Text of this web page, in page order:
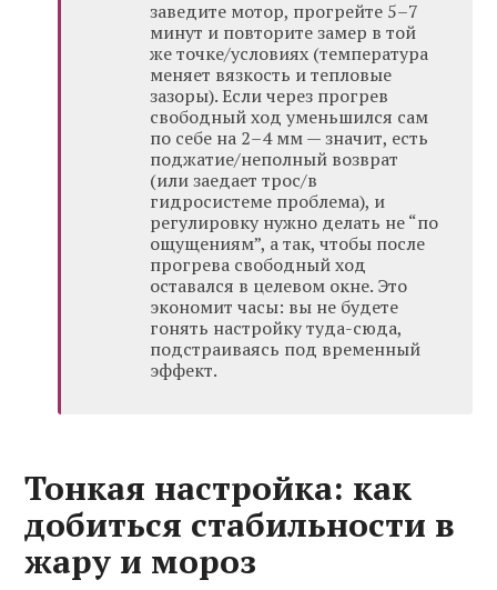
заведите мотор, прогрейте 5–7
минут и повторите замер в той
же точке/условиях (температура
меняет вязкость и тепловые
зазоры). Если через прогрев
свободный ход уменьшился сам
по себе на 2–4 мм — значит, есть
поджатие/неполный возврат
(или заедает трос/в
гидросистеме проблема), и
регулировку нужно делать не “по
ощущениям”, а так, чтобы после
прогрева свободный ход
оставался в целевом окне. Это
экономит часы: вы не будете
гонять настройку туда-сюда,
подстраиваясь под временный
эффект.
Тонкая настройка: как
добиться стабильности в
жару и мороз